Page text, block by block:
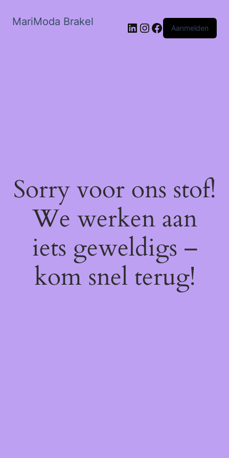
MariModa Brakel LinkedIn
Instagram
Facebook
Aanmelden
Sorry voor ons stof!
We werken aan
iets geweldigs –
kom snel terug!